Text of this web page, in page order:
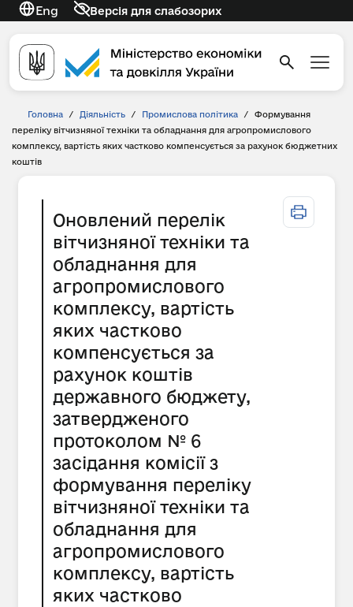
Eng Версія для слабозорих
Головна / Діяльність / Промислова політика /
Формування
переліку вітчизняної техніки та обладнання для агропромислового
комплексу, вартість яких частково компенсується за рахунок бюджетних
коштів
Оновлений перелік
вітчизняної техніки та
обладнання для
агропромислового
комплексу, вартість
яких частково
компенсується за
рахунок коштів
державного бюджету,
затвердженого
протоколом № 6
засідання комісії з
формування переліку
вітчизняної техніки та
обладнання для
агропромислового
комплексу, вартість
яких частково